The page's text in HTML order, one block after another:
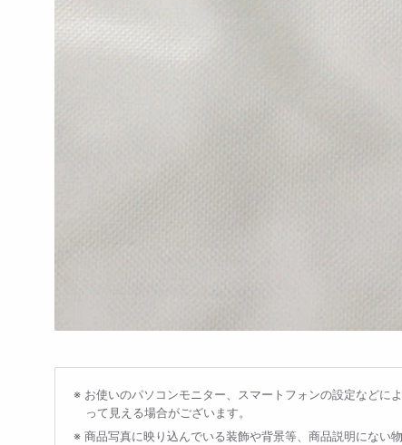
ィ
お使いのパソコンモニター、スマートフォンの設定などに
って見える場合がございます。
商品写真に映り込んでいる装飾や背景等、商品説明にない